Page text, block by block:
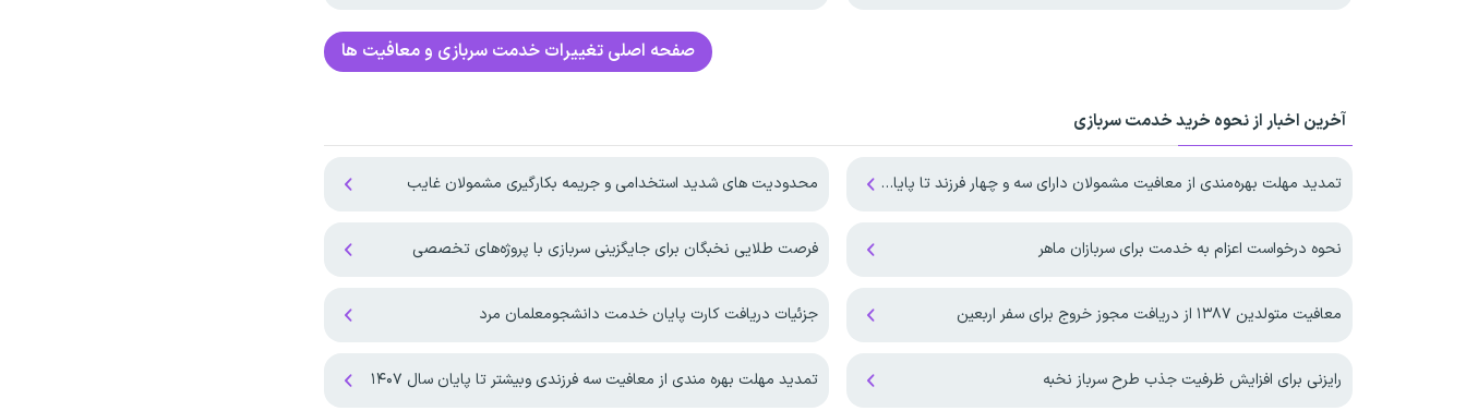
صفحه اصلیتغییرات خدمت سربازی و معافیت ها
آخرین اخبار از نحوه خرید خدمت سربازی
تمدید مهلت بهره‌مندی از معافیت مشمولان دارای سه و چهار فرزند تا پایان ۱۴۰۷ محدودیت های شدید استخدامی و جریمه بکارگیری مشمولان غایب
نحوه درخواست اعزام به خدمت برای سربازان ماهر فرصت طلایی نخبگان برای جایگزینی سربازی با پروژه‌های تخصصی
معافیت متولدین ۱۳۸۷ از دریافت مجوز خروج برای سفر اربعین جزئیات دریافت کارت پایان خدمت دانشجومعلمان مرد
رایزنی برای افزایش ظرفیت جذب طرح سرباز نخبه تمدید مهلت بهره مندی از معافیت سه فرزندی وبیشتر تا پایان سال ۱۴۰۷ ‌